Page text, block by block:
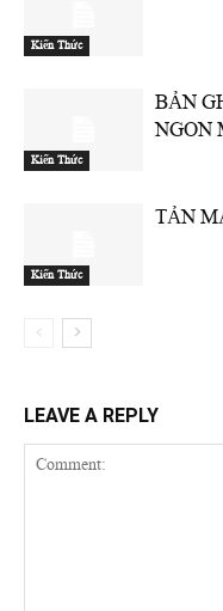
Kiến Thức
Kiến Thức
BẢN
NGON
Kiến Thức
TẢN
LEAVE A REPLY